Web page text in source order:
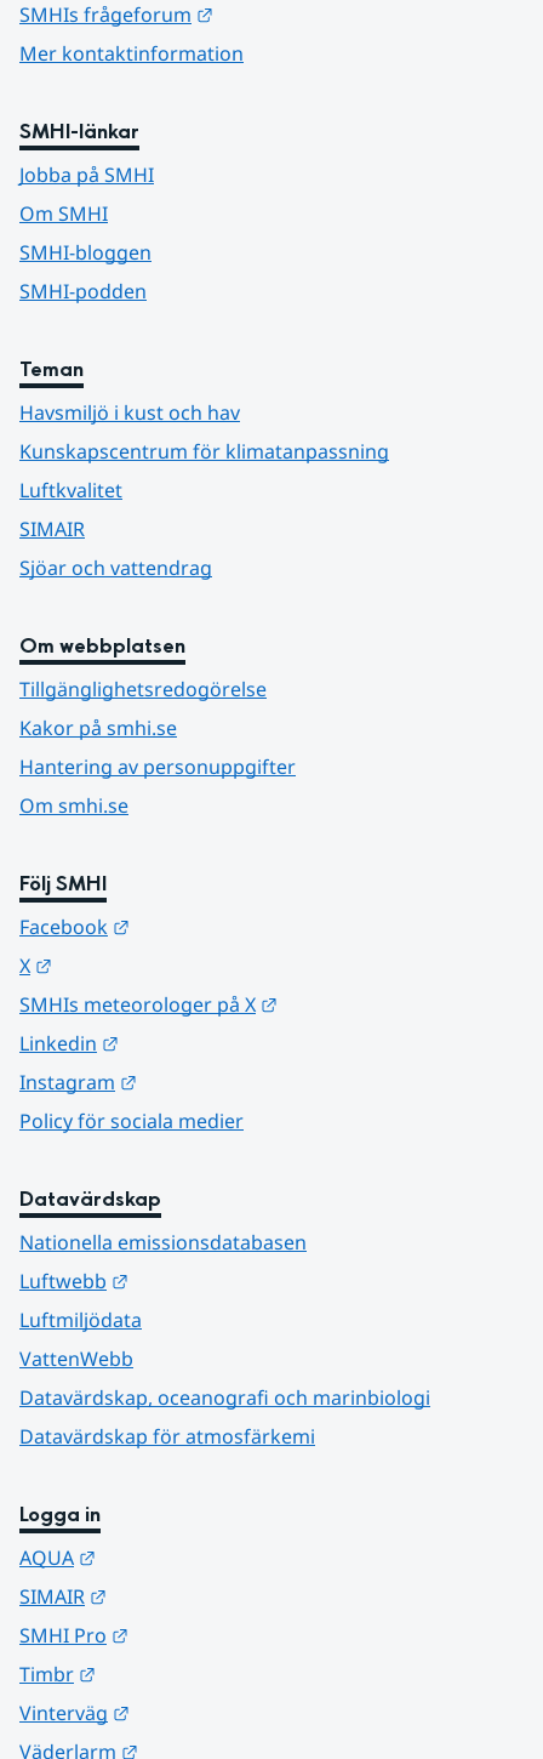
SMHIs frågeforum
Mer kontaktinformation
SMHI-länkar
Jobba på SMHI
Om SMHI
SMHI-bloggen
SMHI-podden
Teman
Havsmiljö i kust och hav
Kunskapscentrum för klimatanpassning
Luftkvalitet
SIMAIR
Sjöar och vattendrag
Om webbplatsen
Tillgänglighetsredogörelse
Kakor på smhi.se
Hantering av personuppgifter
Om smhi.se
Följ SMHI
Facebook
X
SMHIs meteorologer på X
Linkedin
Instagram
Policy för sociala medier
Datavärdskap
Nationella emissionsdatabasen
Luftwebb
Luftmiljödata
VattenWebb
Datavärdskap, oceanografi och marinbiologi
Datavärdskap för atmosfärkemi
Logga in
AQUA
SIMAIR
SMHI Pro
Timbr
Vinterväg
Väderlarm